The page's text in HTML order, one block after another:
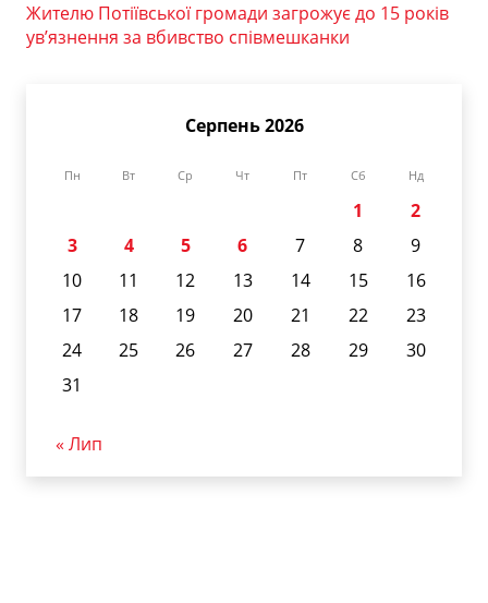
Жителю Потіївської громади загрожує до 15 років
ув’язнення за вбивство співмешканки
Серпень 2026
Пн Вт Ср Чт Пт Сб Нд
1
2
3
4 5 6 7 8
9
10
11 12 13 14 15
16
17
18 19 20 21 22
23
24
25 26 27 28 29
30
31
« Лип